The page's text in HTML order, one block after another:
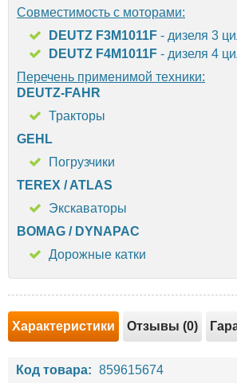
Совместимость с моторами:
DEUTZ F3M1011F - дизеля 3
DEUTZ F4M1011F - дизеля 4
Перечень применимой техники:
DEUTZ-FAHR
Тракторы
GEHL
Погрузчики
TEREX / ATLAS
Экскаваторы
BOMAG / DYNAPAC
Дорожные катки
Характеристики Отзывы (0)
Код товара: 859615674